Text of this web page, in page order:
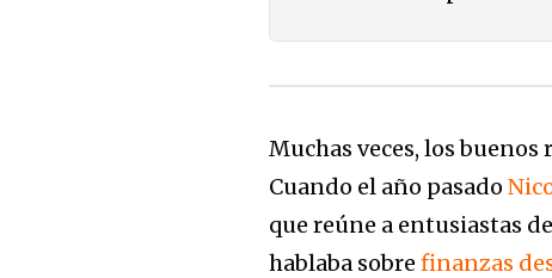
Muchas veces, los
Cuando el año pasado
que reúne a entusiastas
hablaba sobrefinanzas